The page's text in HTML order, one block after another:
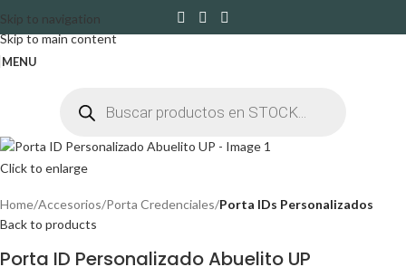
Skip to navigation
Skip to main content
MENU
Click to enlarge
Home Accesorios Porta Credenciales Porta IDs Personalizados
Back to products
Porta ID Personalizado Abuelito UP